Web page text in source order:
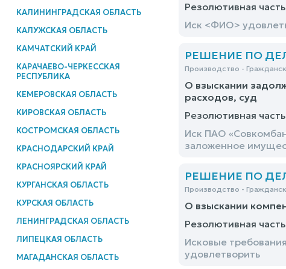
КАЛИНИНГРАДСКАЯ ОБЛАСТЬ
КАЛУЖСКАЯ ОБЛАСТЬ
КАМЧАТСКИЙ КРАЙ
КАРАЧАЕВО-ЧЕРКЕССКАЯ
РЕСПУБЛИКА
КЕМЕРОВСКАЯ ОБЛАСТЬ
КИРОВСКАЯ ОБЛАСТЬ
КОСТРОМСКАЯ ОБЛАСТЬ
КРАСНОДАРСКИЙ КРАЙ
КРАСНОЯРСКИЙ КРАЙ
КУРГАНСКАЯ ОБЛАСТЬ
КУРСКАЯ ОБЛАСТЬ
ЛЕНИНГРАДСКАЯ ОБЛАСТЬ
ЛИПЕЦКАЯ ОБЛАСТЬ
МАГАДАНСКАЯ ОБЛАСТЬ
Резолютивная часть
Иск <ФИО>
РЕШЕНИЕ ПО
Производство -
О взыскании
расходов, суд
Резолютивная часть
Иск ПАО
заложенное
РЕШЕНИЕ ПО
Производство -
О взыскании
Резолютивная часть
Исковые
удовлетворить